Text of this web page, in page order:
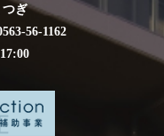
つぎ
56-1162